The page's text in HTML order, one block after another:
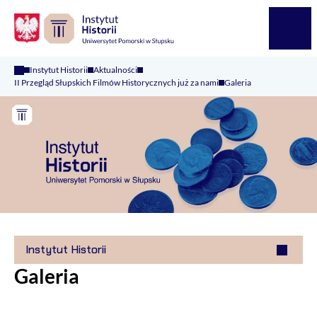
Instytut Historii Aktualności
II Przegląd Słupskich Filmów Historycznych już za nami Galeria
Instytut Historii
Galeria